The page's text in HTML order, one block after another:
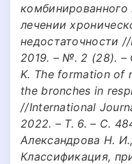
комбинированного
лечении
недостаточности
2019. – №. 2 (28). –
K. The formation of
the bronches in
//International
2022. – Т. 6. – С.
Александрова Н.
Классификация,